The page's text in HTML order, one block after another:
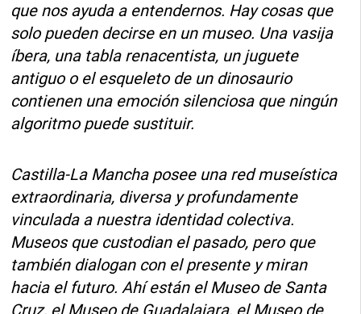
que nos ayuda a entendernos. Hay cosas que
solo pueden decirse en un museo. Una vasija
íbera, una tabla renacentista, un juguete
antiguo o el esqueleto de un dinosaurio
contienen una emoción silenciosa que ningún
algoritmo puede sustituir.
Castilla-La Mancha posee una red museística
extraordinaria, diversa y profundamente
vinculada a nuestra identidad colectiva.
Museos que custodian el pasado, pero que
también dialogan con el presente y miran
hacia el futuro. Ahí están el Museo de Santa